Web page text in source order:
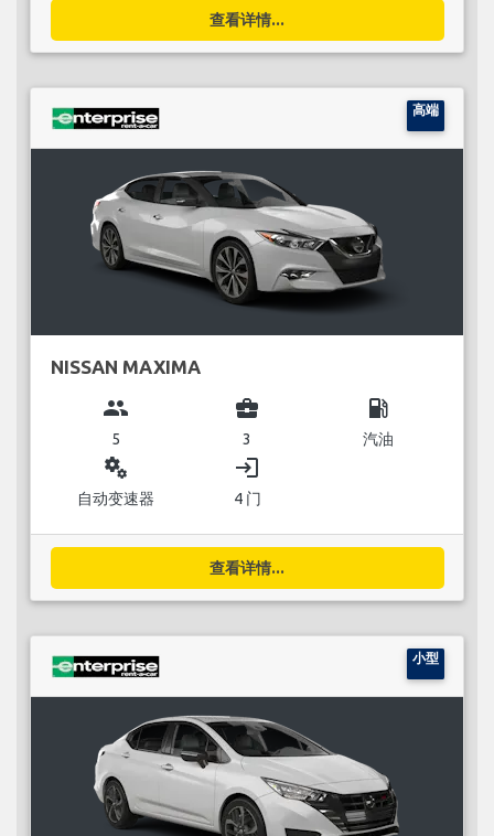
查看详情...
高端
NISSAN MAXIMA
group
5
business_center
3
local_gas_station
汽油
miscellaneous_services
自动变速器
login
4 门
查看详情...
小型